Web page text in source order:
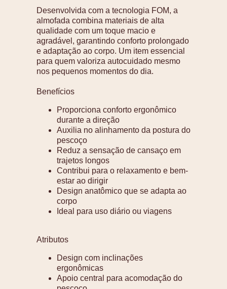
Desenvolvida com a tecnologia FOM, a
almofada combina materiais de alta
qualidade com um toque macio e
agradável, garantindo conforto prolongado
e adaptação ao corpo. Um item essencial
para quem valoriza autocuidado mesmo
nos pequenos momentos do dia.
Benefícios
Proporciona conforto ergonômico
durante a direção
Auxilia no alinhamento da postura do
pescoço
Reduz a sensação de cansaço em
trajetos longos
Contribui para o relaxamento e bem-
estar ao dirigir
Design anatômico que se adapta ao
corpo
Ideal para uso diário ou viagens
Atributos
Design com inclinações
ergonômicas
Apoio central para acomodação do